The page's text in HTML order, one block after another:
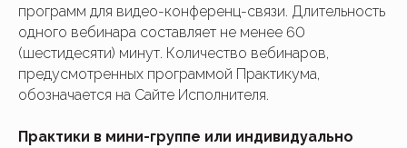
программ для видео-конференц-связи. Длительность
одного вебинара составляет не менее 60
(шестидесяти) минут. Количество вебинаров,
предусмотренных программой Практикума,
обозначается на Сайте Исполнителя.
Практики в мини-группе или индивидуально